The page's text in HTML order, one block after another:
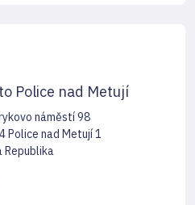
Police nad Metují
náměstí 98
Police nad Metují 1
Republika